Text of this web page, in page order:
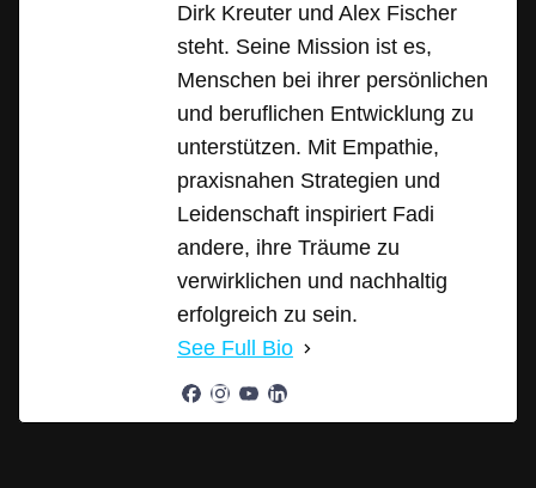
Dirk Kreuter und Alex Fischer
steht. Seine Mission ist es,
Menschen bei ihrer persönlichen
und beruflichen Entwicklung zu
unterstützen. Mit Empathie,
praxisnahen Strategien und
Leidenschaft inspiriert Fadi
andere, ihre Träume zu
verwirklichen und nachhaltig
erfolgreich zu sein.
See Full Bio